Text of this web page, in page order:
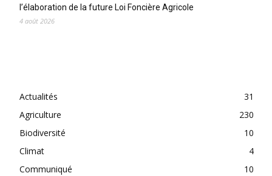
l’élaboration de la future Loi Foncière Agricole
4 août 2026
Actualités
31
Agriculture
230
Biodiversité
10
Climat
4
Communiqué
10